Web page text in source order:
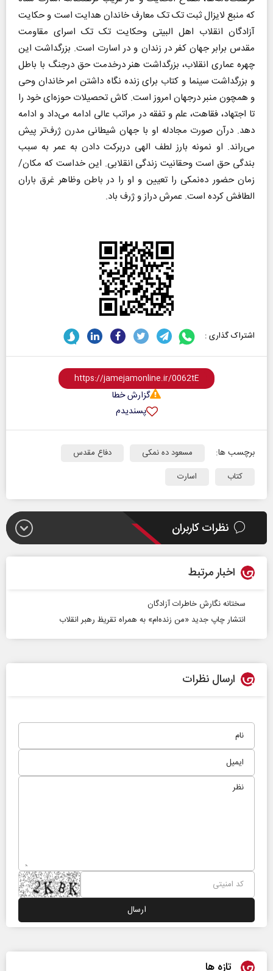
که منبع لایزال ثبت تک تک معارف خاندان هدایت است و حکایت
آزادگان انقلاب اهل البیتی وحکایت تک تک اسرای مقاومت
مقدس برابر جهان کفر در زندان و در اسارت است. بزرگداشت این
چهره عماری انقلاب، بزرگداشت هنر درخدمت حق درجنگ با باطل
و بزرگداشت سینما و کتاب برای زنده نگاه داشتن امر خاندان وحی
و همچون منبر درجهان امروز است. کاش تحصیلات حوزه‌ای خود را
تا اجتهاد، فقاهت، علم و تفقه در مراتب عالی ادامه می‌داد و ادامه
دهد. درآن صورت مجادله او با جهان شیطانی مدرن ژرف‌تر پیش
می‌راند. او نمونه بارز لطف الهی دربرکت دادن به عمر به سبب
بندگی حق است وحقانیت زندگی انقلابی. این خداست که مکان/
زمان حضور ده‌نمکی را تعیین و او را در باطن وظاهر غرق باران
الطافش کرده است. عمرش دراز و ژرف باد.
اشتراک گذاری :
گزارش خطا
پسندیدم
برچسب ها: مسعود ده نمکی
دفاع مقدس
کتاب
اسارت
نظرات کاربران
اخبار مرتبط
سختانه نگارش خاطرات آزادگان
انتشار چاپ جدید «من زنده‌ام» به همراه تقریظ رهبر انقلاب
ارسال نظرات